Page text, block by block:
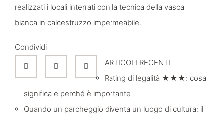
realizzati i locali interrati con la tecnica della vasca
bianca in calcestruzzo impermeabile.
Condividi
ARTICOLI RECENTI
Rating di legalità ★★★: cosa
significa e perché è importante
Quando un parcheggio diventa un luogo di cultura: il